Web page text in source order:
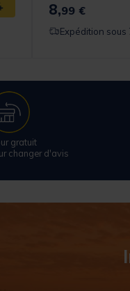
au panier
8,99 €
Expédition sous
gratuit
changer d'avis